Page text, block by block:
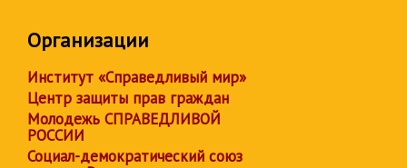
Организации
Институт «Справедливый мир»
Центр защиты прав граждан
Молодежь СПРАВЕДЛИВОЙ
РОССИИ
Социал-демократический союз